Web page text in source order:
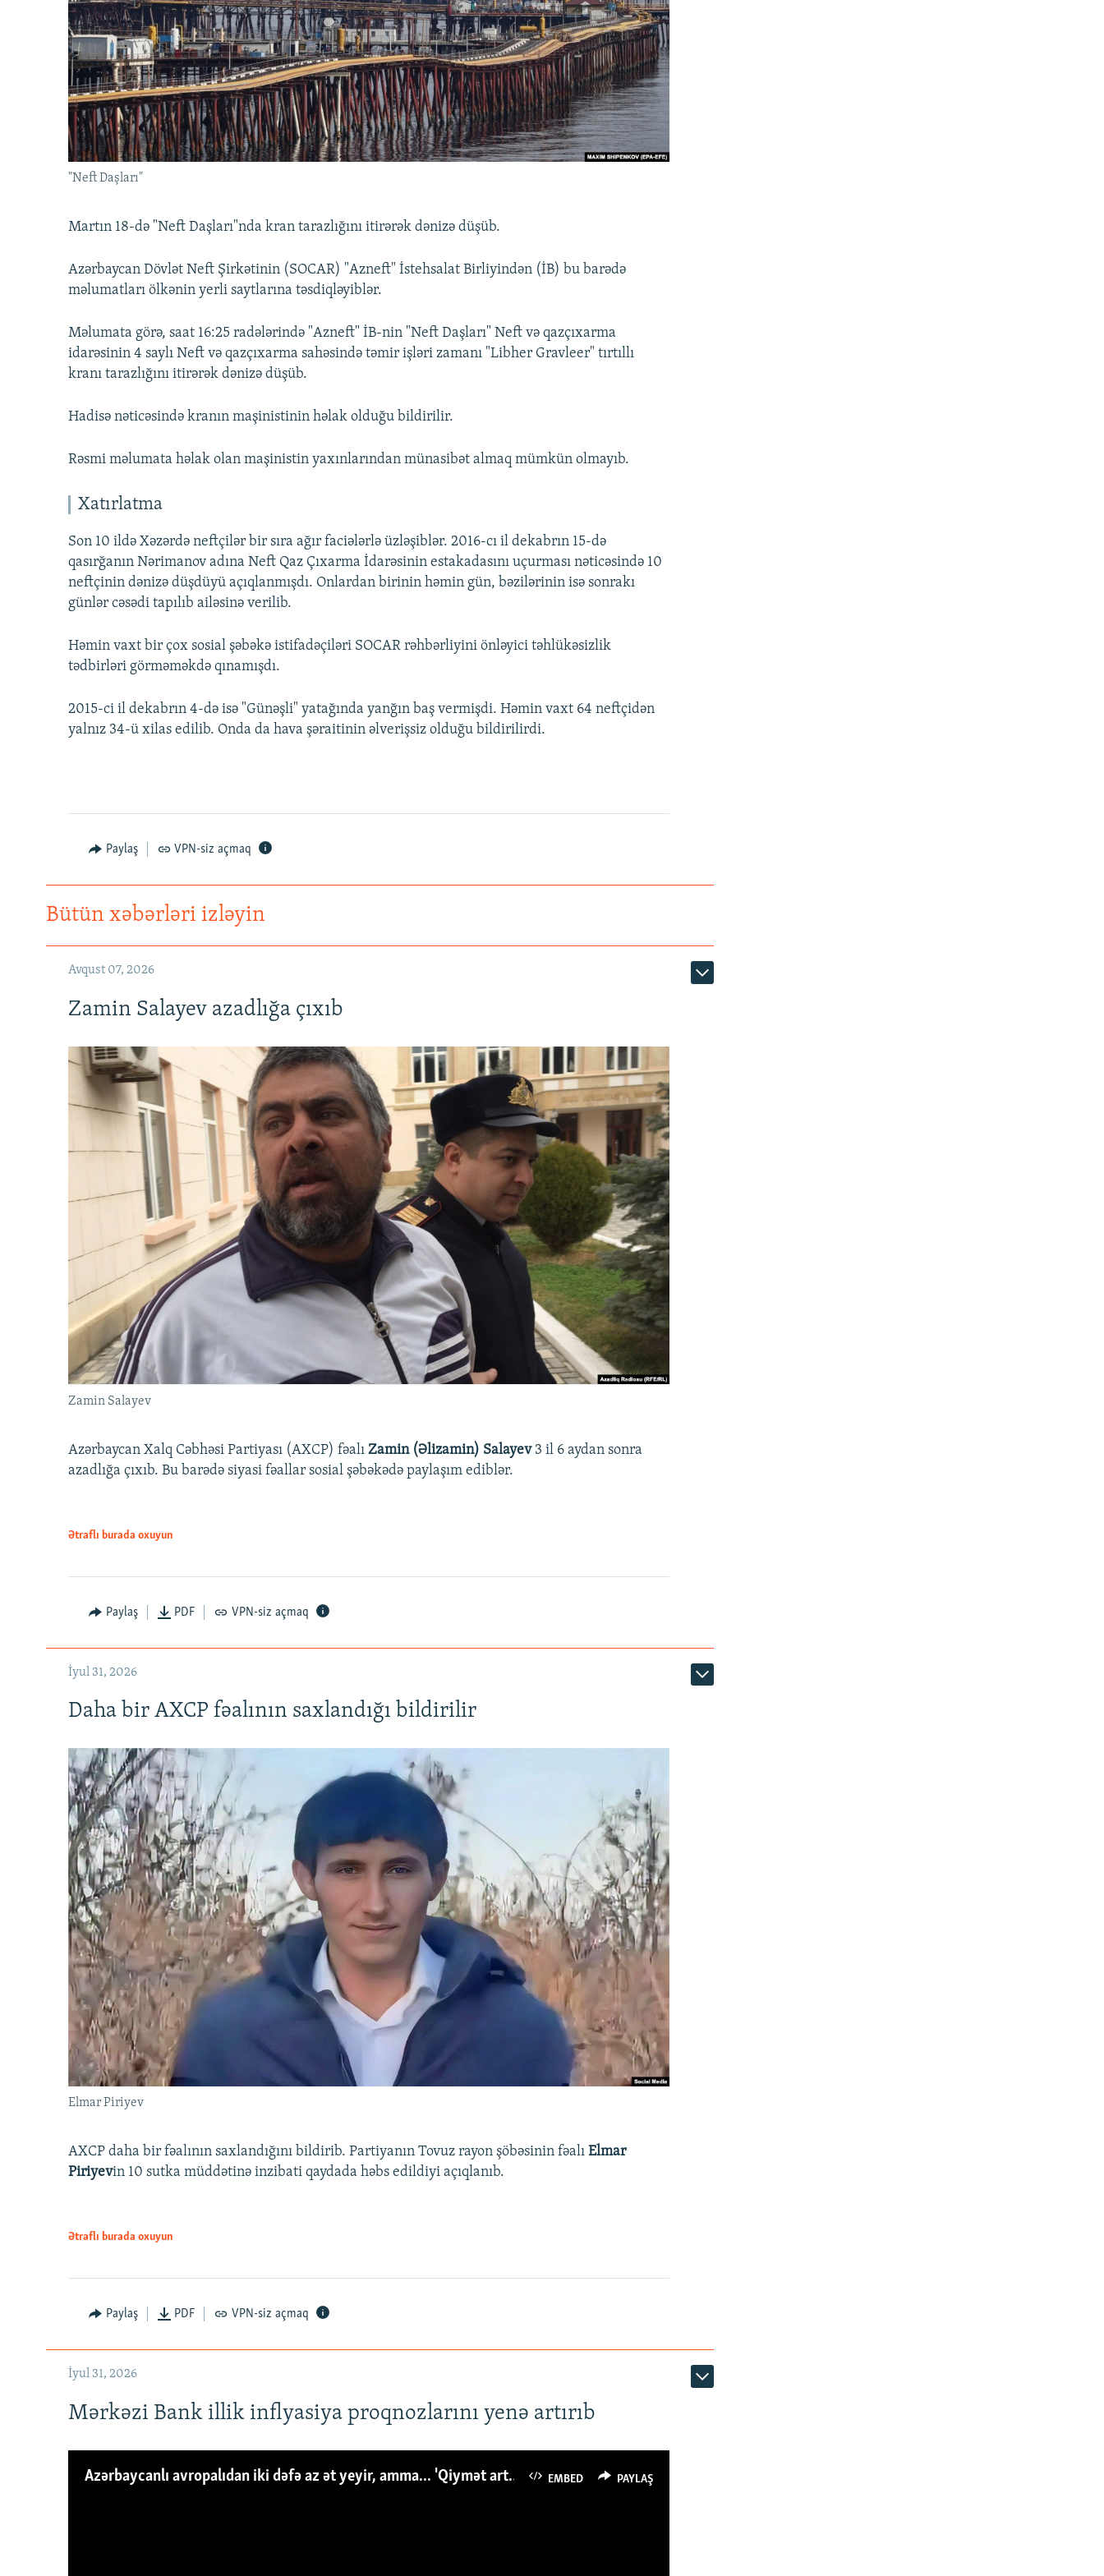
KARIKATURA
İSLAM VƏ DEMOKRATIYA
İZ - MƏDƏNIYYƏT PROQRAMI
PEŞƏ ETIKASI VƏ JURNALISTIKA
STANDARTLARIMIZ
MATERIALLARIMIZDAN ISTIFADƏ
AZADLIQRADIOSU MOBIL TELEFONUNUZDA
BIZIMLƏ ƏLAQƏ
"Neft Daşları"
Martın 18-də "Neft Daşları"nda kran tarazlığını itirərək dənizə düşüb.
Azərbaycan Dövlət Neft Şirkətinin (SOCAR) "Azneft" İstehsalat Birliyindən (İB) bu barədə
məlumatları ölkənin yerli saytlarına təsdiqləyiblər.
Məlumata görə, saat 16:25 radələrində "Azneft" İB-nin "Neft Daşları" Neft və qazçıxarma
idarəsinin 4 saylı Neft və qazçıxarma sahəsində təmir işləri zamanı "Libher Gravleer" tırtıllı
kranı tarazlığını itirərək dənizə düşüb.
Hadisə nəticəsində kranın maşinistinin həlak olduğu bildirilir.
Rəsmi məlumata həlak olan maşinistin yaxınlarından münasibət almaq mümkün olmayıb.
Xatırlatma
Son 10 ildə Xəzərdə neftçilər bir sıra ağır faciələrlə üzləşiblər. 2016-cı il dekabrın 15-də
qasırğanın Nərimanov adına Neft Qaz Çıxarma İdarəsinin estakadasını uçurması nəticəsində 10
neftçinin dənizə düşdüyü açıqlanmışdı. Onlardan birinin həmin gün, bəzilərinin isə sonrakı
günlər cəsədi tapılıb ailəsinə verilib.
Həmin vaxt bir çox sosial şəbəkə istifadəçiləri SOCAR rəhbərliyini önləyici təhlükəsizlik
tədbirləri görməməkdə qınamışdı.
2015-ci il dekabrın 4-də isə "Günəşli" yatağında yanğın baş vermişdi. Həmin vaxt 64 neftçidən
yalnız 34-ü xilas edilib. Onda da hava şəraitinin əlverişsiz olduğu bildirilirdi.
Paylaş VPN-siz açmaq
Bütün xəbərləri izləyin
Avqust 07, 2026
Zamin Salayev azadlığa çıxıb
Zamin Salayev
Azərbaycan Xalq Cəbhəsi Partiyası (AXCP) fəalı Zamin (Əlizamin) Salayev 3 il 6 aydan sonra
azadlığa çıxıb. Bu barədə siyasi fəallar sosial şəbəkədə paylaşım ediblər.
Ətraflı burada oxuyun
Paylaş PDF VPN-siz açmaq
İyul 31, 2026
Daha bir AXCP fəalının saxlandığı bildirilir
Elmar Piriyev
AXCP daha bir fəalının saxlandığını bildirib. Partiyanın Tovuz rayon şöbəsinin fəalı Elmar
Piriyevin 10 sutka müddətinə inzibati qaydada həbs edildiyi açıqlanıb.
Ətraflı burada oxuyun
Paylaş PDF VPN-siz açmaq
İyul 31, 2026
Mərkəzi Bank illik inflyasiya proqnozlarını yenə artırıb
EMBED PAYLAŞ
Azərbaycanlı avropalıdan iki dəfə az ət yeyir, amma... 'Qiymət artımı qaçılmazdır'